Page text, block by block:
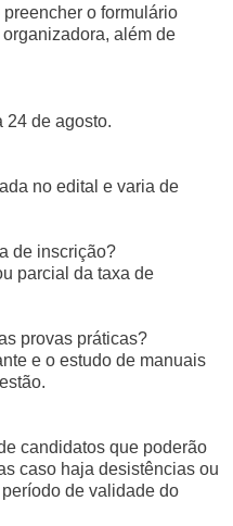
o formulário
além de
24 de agosto.
no edital e varia de
de inscrição?
parcial da taxa de
provas práticas?
e o estudo de manuais
candidatos que poderão
caso haja desistências ou
de validade do